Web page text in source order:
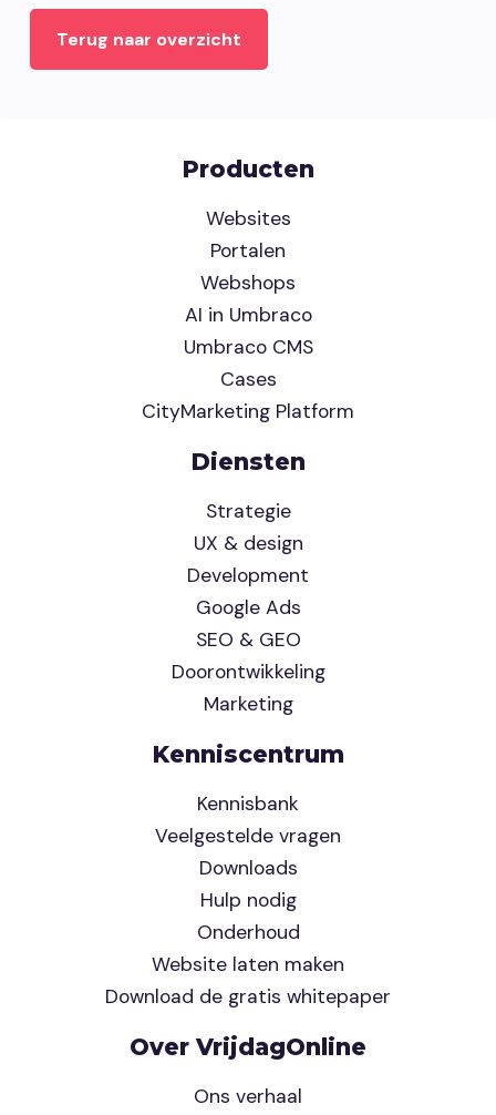
Terug naar overzicht
Producten
Websites
Portalen
Webshops
AI in Umbraco
Umbraco CMS
Cases
CityMarketing Platform
Diensten
Strategie
UX & design
Development
Google Ads
SEO & GEO
Doorontwikkeling
Marketing
Kenniscentrum
Kennisbank
Veelgestelde vragen
Downloads
Hulp nodig
Onderhoud
Website laten maken
Download de gratis whitepaper
Over VrijdagOnline
Ons verhaal